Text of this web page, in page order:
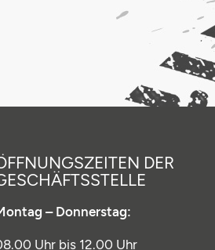
DER
– Donnerstag:
Uhr bis 12.00 Uhr